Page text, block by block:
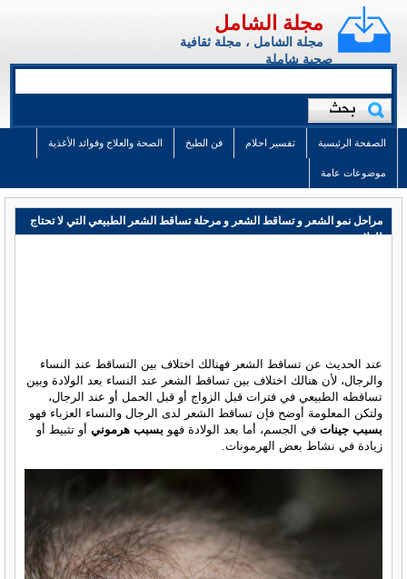
مجلة الشامل
مجلة الشامل ، مجلة ثقافية
صحية شاملة
الصفحة الرئيسية تفسير احلام فن الطبخ الصحة والعلاج وفوائد الأغذية
موضوعات عامة
مراحل نمو الشعر و تساقط الشعر و مرحلة تساقط الشعر الطبيعي التي لا تحتاج
للعلاج
عند الحديث عن تساقط الشعر فهنالك اختلاف بين التساقط عند النساء
والرجال، لأن هنالك اختلاف بين تساقط الشعر عند النساء بعد الولادة وبين
تساقطه الطبيعي في فترات قبل الزواج أو قبل الحمل أو عند الرجال،
ولتكن المعلومة أوضح فإن تساقط الشعر لدى الرجال والنساء العزباء فهو
بسبب جينات في الجسم، أما بعد الولادة فهو بسبب هرموني أو تثبيط أو
زيادة في نشاط بعض الهرمونات.